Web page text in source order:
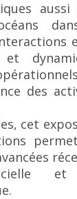
aussi
et
des
cet